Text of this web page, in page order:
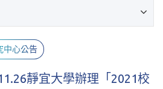
中心公告
靜宜大學辦理「2021校